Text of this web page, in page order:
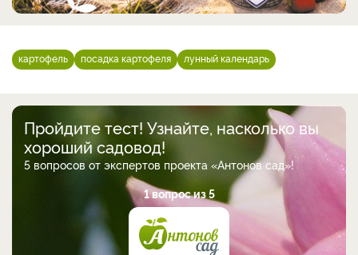
картофель посадка картофеля лунный календарь
Пройдите тест! Узнайте, насколько вы
хороший садовод!
5 вопросов от экспертов проекта «Антонов сад»!
1 вопрос из 5